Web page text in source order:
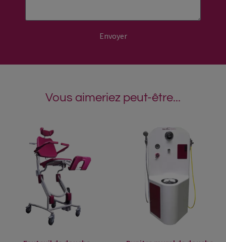
Envoyer
Vous aimeriez peut-être...